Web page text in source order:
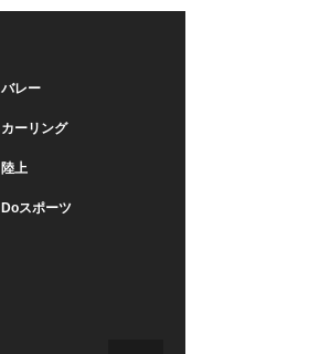
バレー
カーリング
陸上
Doスポーツ